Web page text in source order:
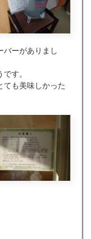
バーがありまし
す。
ても美味しかった